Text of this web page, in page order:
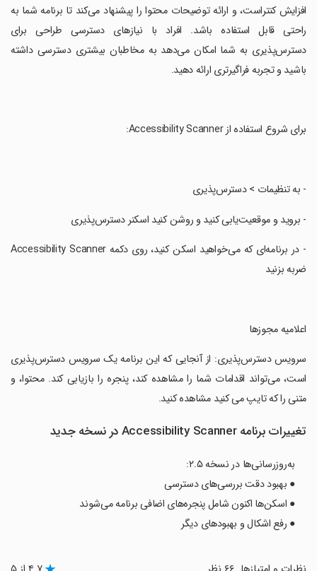
افزایش کنتراست، و ارائه توضیحات محتوا را پیشنهاد می‌کند تا برنامه شما به
راحتی قابل استفاده باشد. افراد با نیازهای دسترسی طراحی برای
دسترس‌پذیری به شما امکان می‌دهد به مخاطبان بیشتری دسترسی داشته
باشید و تجربه فراگیرتری ارائه دهید.
‏برای شروع استفاده از Accessibility Scanner:
‏- به تنظیمات > دسترس‌پذیری
‏- بروید و موقعیت‌یابی کنید و روشن کنید اسکنر دسترس‌پذیری
‏- در برنامه‌ای که می‌خواهید اسکن کنید، روی دکمه Accessibility Scanner
ضربه بزنید
‏اعلامیه مجوزها
‏سرویس دسترس‌پذیری: از آنجایی که این برنامه یک سرویس دسترس‌پذیری
است، می‌تواند اقدامات شما را مشاهده کند، پنجره را بازیابی کند. محتوا، و
متنی را که تایپ می کنید مشاهده کنید.
تغییرات برنامه Accessibility Scanner در نسخه جدید
به‌روزرسانی‌ها در نسخه ۲.۵:
● بهبود دقت بررسی‌های دسترسی
● اسکن‌ها اکنون شامل پنجره‌های اضافی برنامه می‌شوند
● رفع اشکال و بهبودهای دیگر